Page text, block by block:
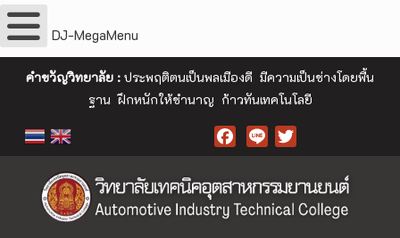
DJ-MegaMenu
คำขวัญวิทยาลัย : ประพฤติตนเป็นพลเมืองดี มีความเป็นช่างโดยพื้น
ฐาน ฝึกหนักให้ชำนาญ ก้าวทันเทคโนโลยี